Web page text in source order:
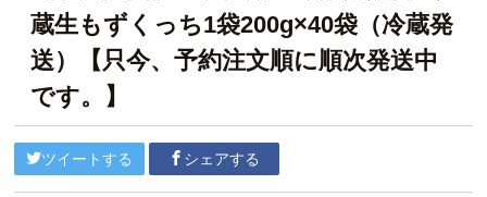
蔵生もずくっち1袋200g×40袋（冷蔵発
送）【只今、予約注文順に順次発送中
です。】
ツイートする シェアする